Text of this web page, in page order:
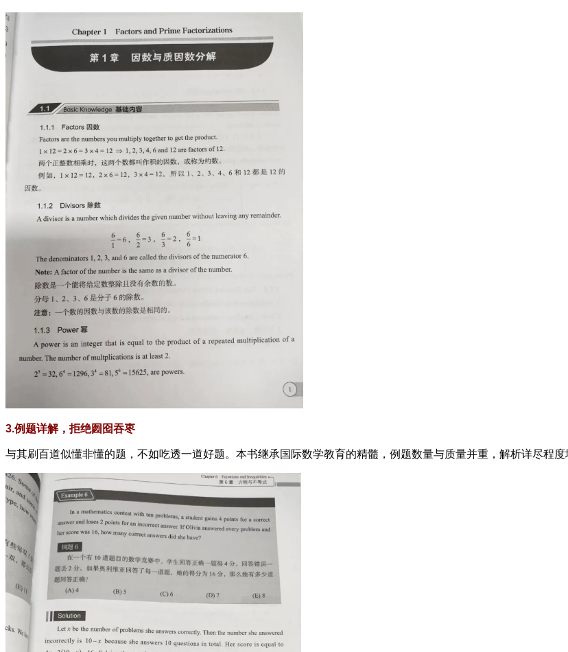
3.例题详解，拒绝囫囵吞枣
与其刷百道似懂非懂的题，不如吃透一道好题。本书继承国际数学教育的精髓，​​例题数量与质量并重​​，解析详尽程